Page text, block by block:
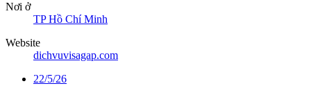
Nơi ở
TP Hồ Chí Minh
Website
dichvuvisagap.com
22/5/26